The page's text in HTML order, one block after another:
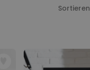
Sortieren